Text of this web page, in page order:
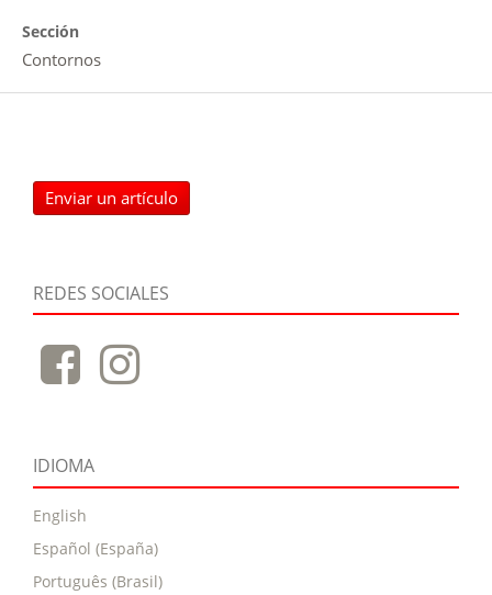
Sección
Contornos
Enviar un artículo
REDES SOCIALES
IDIOMA
English
Español (España)
Português (Brasil)